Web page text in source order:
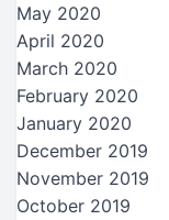
May 2020
April 2020
March 2020
February 2020
January 2020
December 2019
November 2019
October 2019